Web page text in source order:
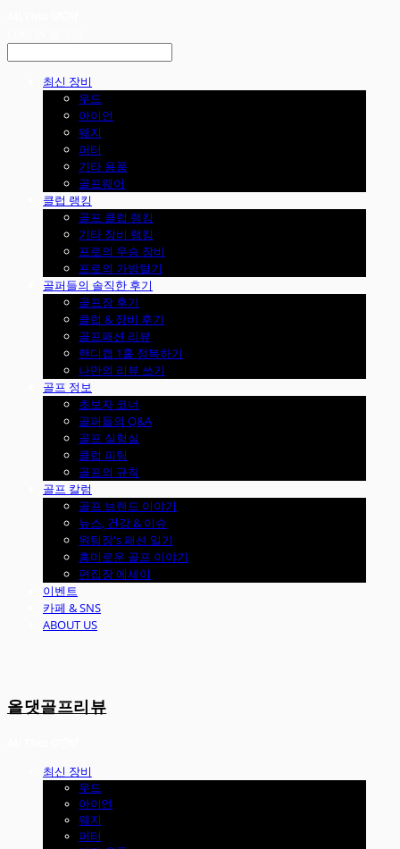
최신 장비
우드
아이언
웨지
퍼터
기타 용품
골프웨어
클럽 랭킹
골프 클럽 랭킹
기타 장비 랭킹
프로의 우승 장비
프로의 가방털기
골퍼들의 솔직한 후기
골프장 후기
클럽 & 장비 후기
골프패션 리뷰
핸디캡 1홀 정복하기
나만의 리뷰 쓰기
골프 정보
초보자 코너
골퍼들의 Q&A
골프 실험실
클럽 피팅
골프의 규칙
골프 칼럼
골프 브랜드 이야기
뉴스, 건강 & 이슈
원팀장's 패션 일기
흥미로운 골프 이야기
편집장 에세이
이벤트
카페 & SNS
ABOUT US
올댓골프리뷰
최신 장비
우드
아이언
웨지
퍼터